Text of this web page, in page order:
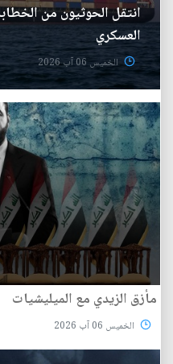
انتقل الحوثيون من
العسكري
الخميس 06 آب 2026
مأزق الزيدي مع الميليشيات
الخميس 06 آب 2026